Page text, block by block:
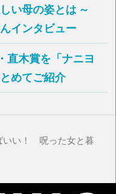
ま
い母の姿とは ～
インタビュー
直木賞を「ナニヨ
めてご紹介
いい！ 呪った女と暮